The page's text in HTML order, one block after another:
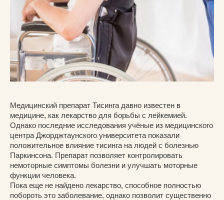
Медицинский препарат Тисинга давно известен в
медицине, как лекарство для борьбы с лейкемией.
Однако последние исследования учёные из медицинского
центра Джорджтаунского университета показали
положительное влияние тисинга на людей с болезнью
Паркинсона. Препарат позволяет контролировать
немоторные симптомы болезни и улучшать моторные
функции человека.
Пока еще не найдено лекарство, способное полностью
побороть это заболевание, однако позволит существенно